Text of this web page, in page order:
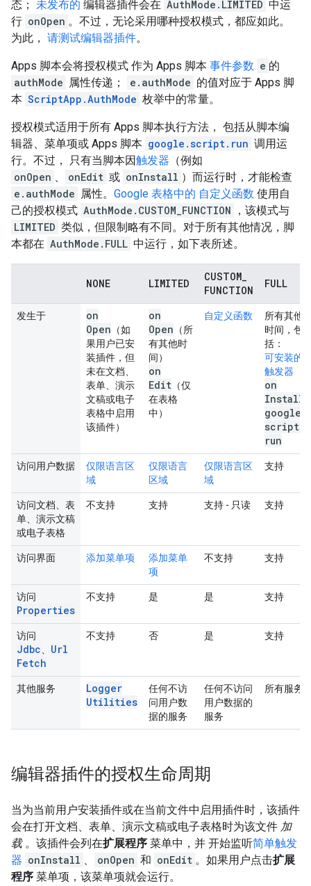
态； 未发布的 编辑器插件会在 AuthMode.LIMITED 中运
行 onOpen 。不过，无论采用哪种授权模式，都应如此。
为此， 请测试编辑器插件。
Apps 脚本会将授权模式 作为 Apps 脚本 事件参数 e 的
authMode 属性传递； e.authMode 的值对应于 Apps 脚
本 ScriptApp.AuthMode 枚举中的常量。
授权模式适用于所有 Apps 脚本执行方法， 包括从脚本编
辑器、菜单项或 Apps 脚本 google.script.run 调用运
行。不过， 只有当脚本因触发器 （例如
onOpen 、 onEdit 或 onInstall ）而运行时，才能检查
e.authMode 属性。 Google 表格中的 自定义函数 使用自
己的授权模式 AuthMode.CUSTOM_FUNCTION
，该模式与
LIMITED 类似，但限制略有不同。对于所有其他情况，脚
本都在 AuthMode.FULL 中运行，如下表所述。
NONE LIMITED
CUSTOM
FUNCTION
FULL
发生于
on
Open （如
果用户已安
装插件，但
未在文档、
表单、演示
文稿或电子
表格中启用
该插件）
on
Open （所
有其他时
间）
on
Edit （仅
在表格
中）
自定义函数
所有其他
时间，包
括：
可安装的
触发器
on
Install
google
script
run
访问用户数据
仅限语言区
域
仅限语言
区域
仅限语言区
域
支持
访问文档、表
单、演示文稿
或电子表格
不支持 支持 支持 - 只读 支持
访问界面 添加菜单项
添加菜单
项
不支持 支持
访问
Properties
不支持 是 是 支持
访问
Jdbc
Url
Fetch
不支持 否 是 支持
其他服务
Logger
Utilities
任何不访
问用户数
据的服务
任何不访问
用户数据的
服务
所有服务
编辑器插件的授权生命周期
当为当前用户安装插件或在当前文件中启用插件时，该插件
会在打开文档、表单、演示文稿或电子表格时为该文件 加
载。该插件会列在扩展程序 菜单中，并 开始监听简单触发
器 onInstall 、 onOpen 和 onEdit 。如果用户点击扩展
程序 菜单项，该菜单项就会运行。